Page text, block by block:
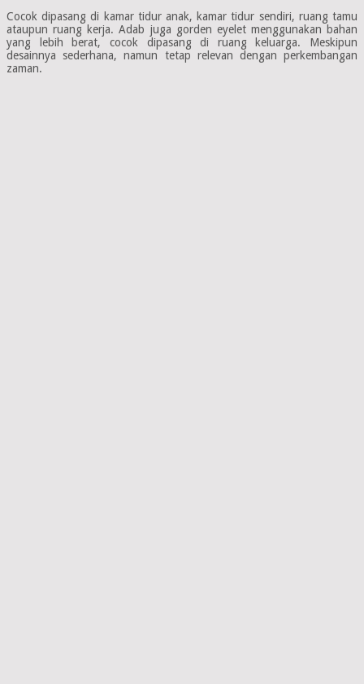
Cocok dipasang di kamar tidur anak, kamar tidur sendiri, ruang tamu
ataupun ruang kerja. Adab juga gorden eyelet menggunakan bahan
yang lebih berat, cocok dipasang di ruang keluarga. Meskipun
desainnya sederhana, namun tetap relevan dengan perkembangan
zaman.